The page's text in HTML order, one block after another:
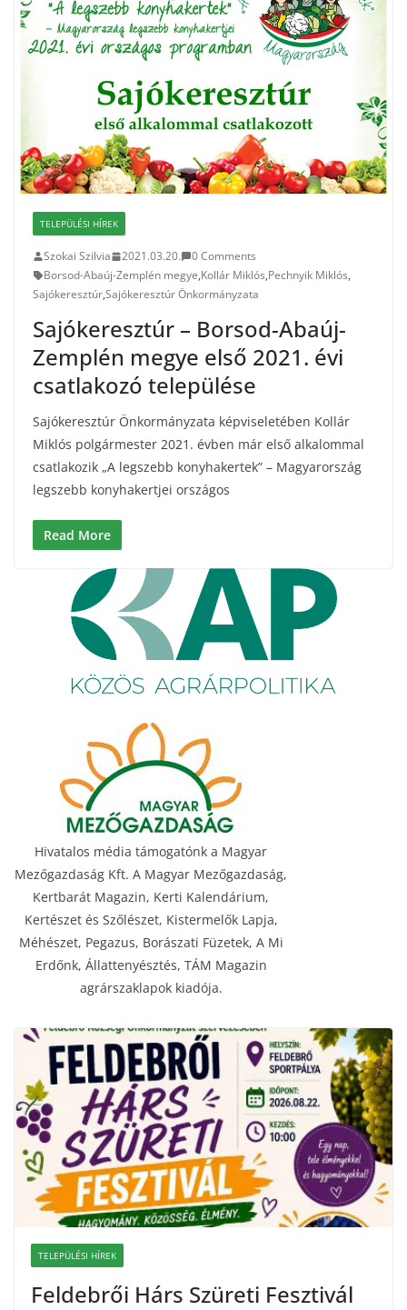
TELEPÜLÉSI HÍREK
Szokai Szilvia 2021.03.20.
0 Comments
Borsod-Abaúj-Zemplén megye,Kollár Miklós,Pechnyik Miklós,
Sajókeresztúr,Sajókeresztúr Önkormányzata
Sajókeresztúr – Borsod-Abaúj-
Zemplén megye első 2021. évi
csatlakozó települése
Sajókeresztúr Önkormányzata képviseletében Kollár
Miklós polgármester 2021. évben már első alkalommal
csatlakozik „A legszebb konyhakertek” – Magyarország
legszebb konyhakertjei országos
Read More
Hivatalos média támogatónk a Magyar
Mezőgazdaság Kft. A Magyar Mezőgazdaság,
Kertbarát Magazin, Kerti Kalendárium,
Kertészet és Szőlészet, Kistermelők Lapja,
Méhészet, Pegazus, Borászati Füzetek, A Mi
Erdőnk, Állattenyésztés, TÁM Magazin
agrárszaklapok kiadója.
TELEPÜLÉSI HÍREK
Feldebrői Hárs Szüreti Fesztivál